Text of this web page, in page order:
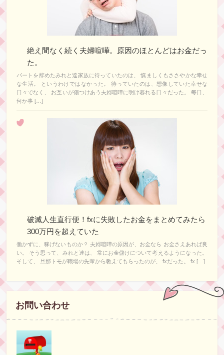
絶え間なく続く夫婦喧嘩。原因のほとんどはお金だっ
た。
パートを辞めたみれと達家族に待っていたのは、 慎ましくもささやかな幸せ
な生活。 というわけではなかった。 待っていたのは、想像していた幸せな
日々でなく、 お互いが傷つけあう夫婦喧嘩に明け暮れる日々だった。 毎日、
何か事 […]
破滅人生直行便！fxに失敗したお金をまとめてみたら
300万円を超えていた
働かずに、稼げないものか？ 夫婦喧嘩の原因が、お金なら お金さえあれば良
い。 そう思って、みれと達は、 常にお金儲けについて考えるようになった。
そして、 旦那トモが職場の先輩から教えてもらったのが、 fxだった。 fx […]
お問い合わせ